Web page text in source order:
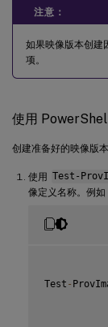
注意：
如果映像版本创建
项。
使用
创建准备好的映像版
使用 Test-
像定义名称。例如
Test -